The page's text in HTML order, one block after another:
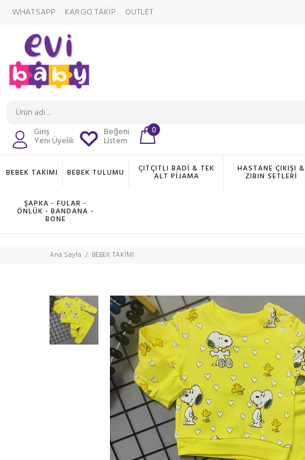
WHATSAPP KARGO TAKİP OUTLET
Giriş
Yeni Üyelik
Beğeni
Listem
0
BEBEK TAKIMI BEBEK TULUMU ÇITÇITLI BADİ & TEK
ALT PİJAMA
HASTANE ÇIKIŞI &
ZIBIN SETLERİ
ŞAPKA - FULAR -
ÖNLÜK - BANDANA -
BONE
Ana Sayfa BEBEK TAKIMI